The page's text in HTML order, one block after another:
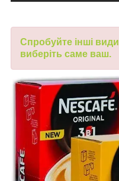
Спробуйте інші види
виберіть саме ваш.